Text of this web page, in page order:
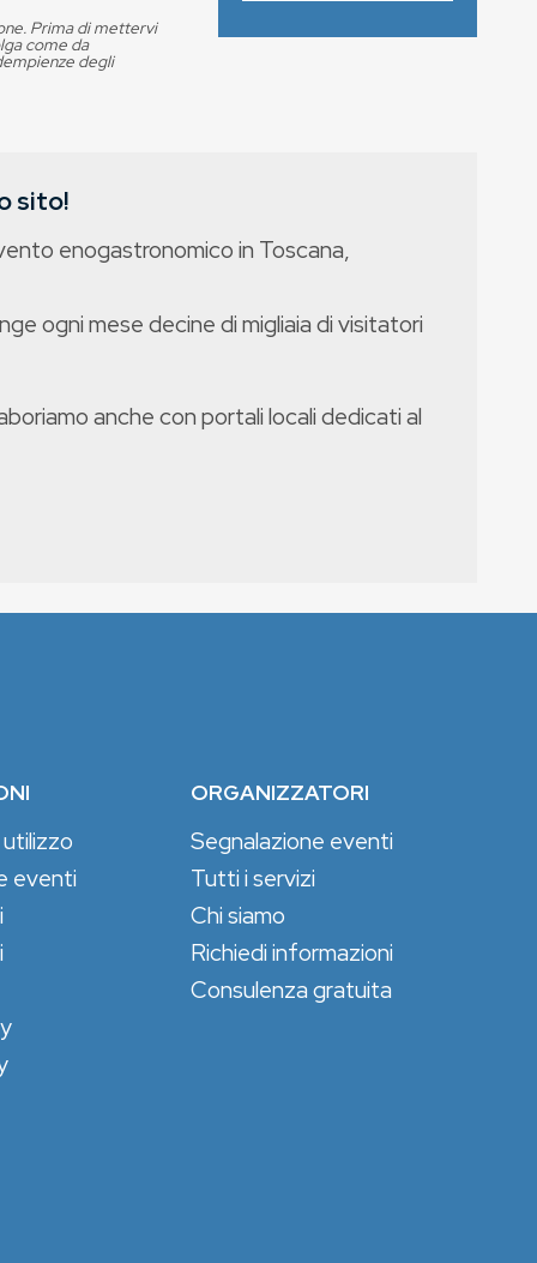
Prima di mettervi
come da
degli
sito!
enogastronomico in Toscana,
ogni mese decine di migliaia di visitatori
anche con portali locali dedicati al
eventi
ORGANIZZATORI
Segnalazione eventi
Tutti i servizi
Chi siamo
Richiedi informazioni
Consulenza gratuita